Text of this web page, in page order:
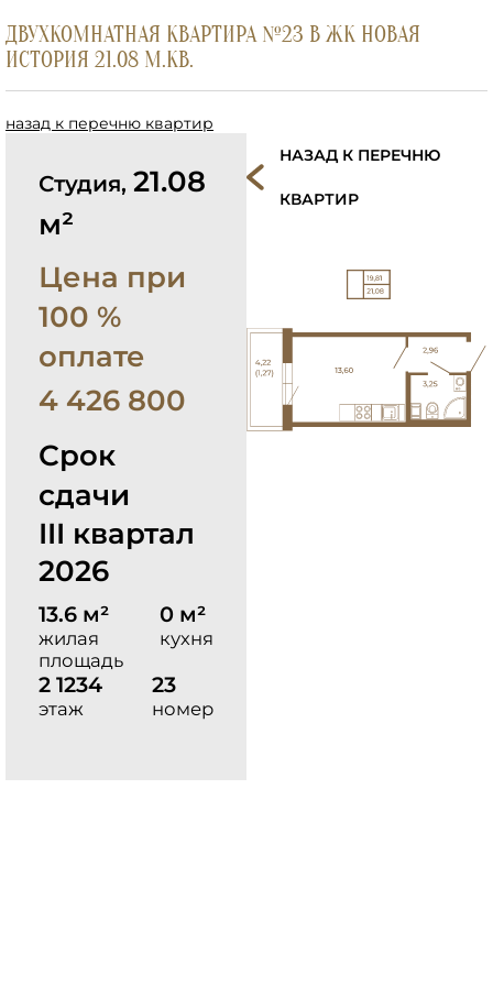
ДВУХКОМНАТНАЯ КВАРТИРА №23 В ЖК НОВАЯ
ИСТОРИЯ 21.08 М.КВ.
назад к перечню квартир
Студия, 21.08
м²
Цена при
100 %
оплате
4 426 800
Срок
сдачи
III квартал
2026
13.6 м²
жилая
площадь
0 м²
кухня
2 1234
этаж
23
номер
НАЗАД К ПЕРЕЧНЮ
КВАРТИР